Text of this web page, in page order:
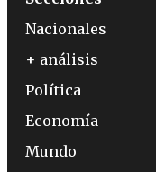
Nacionales
+ análisis
Política
Economía
Mundo